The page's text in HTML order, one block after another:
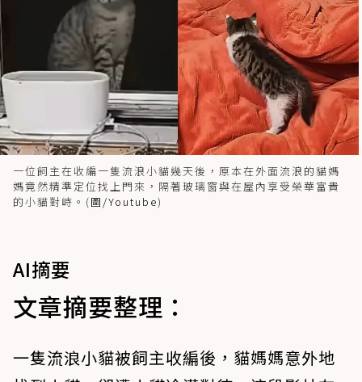
一位飼主在收編一隻流浪小貓幾天後，原本在外面流浪的貓媽
媽竟然精準定位找上門來，隔著玻璃窗與在屋內享受榮華富貴
的小貓對峙。(圖/Youtube)
AI摘要
文章摘要整理：
一隻流浪小貓被飼主收編後，貓媽媽意外地